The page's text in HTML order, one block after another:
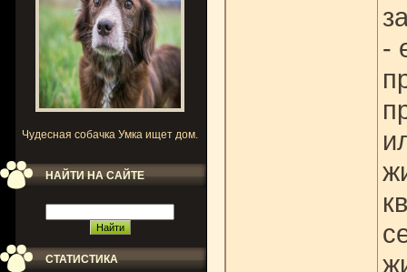
Чудесная собачка Умка ищет дом.
НАЙТИ НА САЙТЕ
СТАТИСТИКА
-